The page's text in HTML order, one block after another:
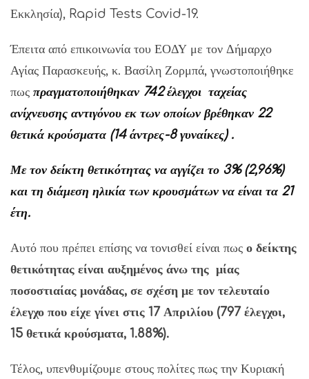
Εκκλησία), Rapid Tests Covid-19.
Έπειτα από επικοινωνία του ΕΟΔΥ με τον Δήμαρχο
Αγίας Παρασκευής, κ. Βασίλη Ζορμπά, γνωστοποιήθηκε
πως πραγματοποιήθηκαν 742 έλεγχοι ταχείας
ανίχνευσης αντιγόνου εκ των οποίων βρέθηκαν 22
θετικά κρούσματα (14 άντρες-8 γυναίκες) .
Με τον δείκτη θετικότητας να αγγίζει το 3% (2,96%)
και τη διάμεση ηλικία των κρουσμάτων να είναι τα 21
έτη.
Αυτό που πρέπει επίσης να τονισθεί είναι πως ο δείκτης
θετικότητας είναι αυξημένος άνω της μίας
ποσοστιαίας μονάδας, σε σχέση με τον τελευταίο
έλεγχο που είχε γίνει στις 17 Απριλίου (797 έλεγχοι,
15 θετικά κρούσματα, 1.88%).
Τέλος, υπενθυμίζουμε στους πολίτες πως την Κυριακή